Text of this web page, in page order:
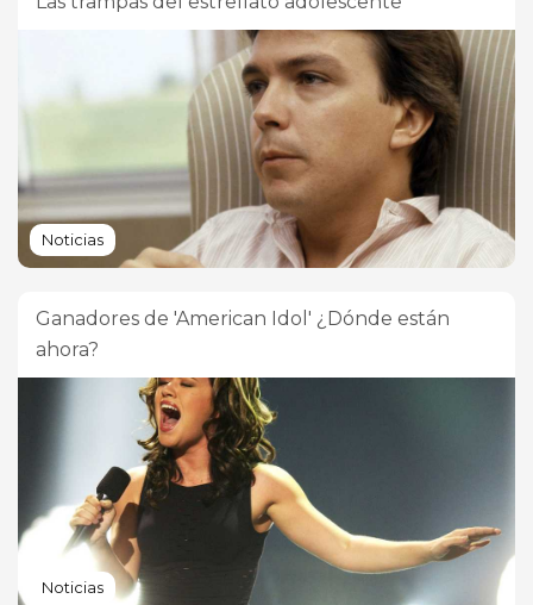
Noticias
Ganadores de 'American Idol' ¿Dónde están
ahora?
Noticias